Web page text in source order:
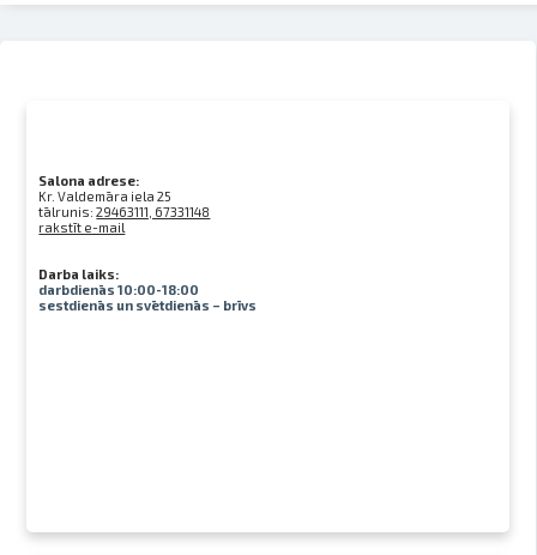
Salona adrese:
Kr. Valdemāra iela 25
tālrunis:29463111, 67331148
rakstīt e-mail
Darba laiks:
darbdienās 10:00-18:00
sestdienās un svētdienās – brīvs